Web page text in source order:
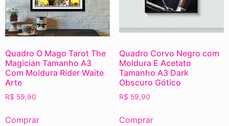
Quadro O Mago Tarot The
Magician Tamanho A3
Com Moldura Rider Waite
Arte
R$ 59,90
Comprar
Quadro Corvo Negro com
Moldura E Acetato
Tamanho A3 Dark
Obscuro Gótico
R$ 59,90
Comprar